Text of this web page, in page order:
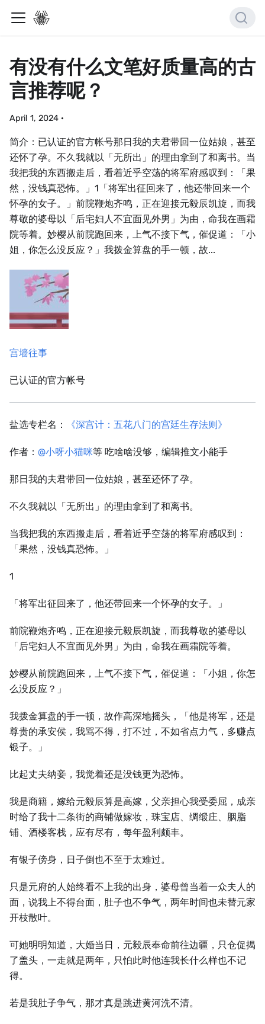
有没有什么文笔好质量高的古
言推荐呢？
April 1, 2024 ·
简介：已认证的官方帐号那日我的夫君带回一位姑娘，甚至
还怀了孕。不久我就以「无所出」的理由拿到了和离书。当
我把我的东西搬走后，看着近乎空荡的将军府感叹到：「果
然，没钱真恐怖。」1「将军出征回来了，他还带回来一个
怀孕的女子。」前院鞭炮齐鸣，正在迎接元毅辰凯旋，而我
尊敬的婆母以「后宅妇人不宜面见外男」为由，命我在画霜
院等着。妙樱从前院跑回来，上气不接下气，催促道：「小
姐，你怎么没反应？」我拨金算盘的手一顿，故...
宫墙往事
已认证的官方帐号
盐选专栏名： 《深宫计：五花八门的宫廷生存法则》
作者： @小呀小猫咪等 吃啥啥没够，编辑推文小能手
那日我的夫君带回一位姑娘，甚至还怀了孕。
不久我就以「无所出」的理由拿到了和离书。
当我把我的东西搬走后，看着近乎空荡的将军府感叹到：
「果然，没钱真恐怖。」
1
「将军出征回来了，他还带回来一个怀孕的女子。」
前院鞭炮齐鸣，正在迎接元毅辰凯旋，而我尊敬的婆母以
「后宅妇人不宜面见外男」为由，命我在画霜院等着。
妙樱从前院跑回来，上气不接下气，催促道：「小姐，你怎
么没反应？」
我拨金算盘的手一顿，故作高深地摇头，「他是将军，还是
尊贵的承安侯，我骂不得，打不过，不如省点力气，多赚点
银子。」
比起丈夫纳妾，我觉着还是没钱更为恐怖。
我是商籍，嫁给元毅辰算是高嫁，父亲担心我受委屈，成亲
时给了我十二条街的商铺做嫁妆，珠宝店、绸缎庄、胭脂
铺、酒楼客栈，应有尽有，每年盈利颇丰。
有银子傍身，日子倒也不至于太难过。
只是元府的人始终看不上我的出身，婆母曾当着一众夫人的
面，说我上不得台面，肚子也不争气，两年时间也未替元家
开枝散叶。
可她明明知道，大婚当日，元毅辰奉命前往边疆，只仓促揭
了盖头，一走就是两年，只怕此时他连我长什么样也不记
得。
若是我肚子争气，那才真是跳进黄河洗不清。